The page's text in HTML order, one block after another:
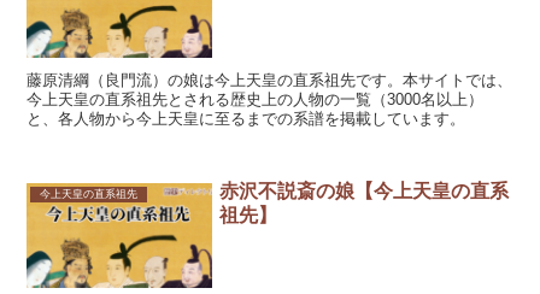
藤原清綱（良門流）の娘は今上天皇の直系祖先です。本サイトでは、
今上天皇の直系祖先とされる歴史上の人物の一覧（3000名以上）
と、各人物から今上天皇に至るまでの系譜を掲載しています。
今上天皇の直系祖先
赤沢不説斎の娘【今上天皇の直系
祖先】